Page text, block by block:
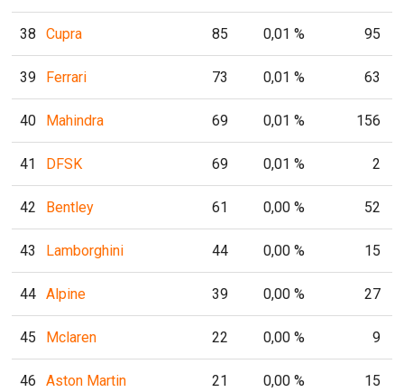
38 Cupra 85 0,01 % 95
39 Ferrari 73 0,01 % 63
40 Mahindra 69 0,01 % 156
41 DFSK 69 0,01 % 2
42 Bentley 61 0,00 % 52
43 Lamborghini 44 0,00 % 15
44 Alpine 39 0,00 % 27
45 Mclaren 22 0,00 % 9
46 Aston Martin 21 0,00 % 15